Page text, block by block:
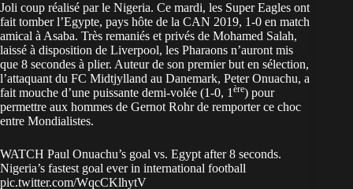
Joli coup réalisé par le Nigeria. Ce mardi, les Super Eagles ont
fait tomber l’Egypte, pays hôte de la CAN 2019, 1-0 en match
amical à Asaba. Très remaniés et privés de Mohamed Salah,
laissé à disposition de Liverpool, les Pharaons n’auront mis
que 8 secondes à plier. Auteur de son premier but en sélection,
l’attaquant du FC Midtjylland au Danemark, Peter Onuachu, a
fait mouche d’une puissante demi-volée (1-0, 1 ère) pour
permettre aux hommes de Gernot Rohr de remporter ce choc
entre Mondialistes.
WATCH Paul Onuachu’s goal vs. Egypt after 8 seconds.
Nigeria’s fastest goal ever in international football
pic.twitter.com/WqcCKlhytV